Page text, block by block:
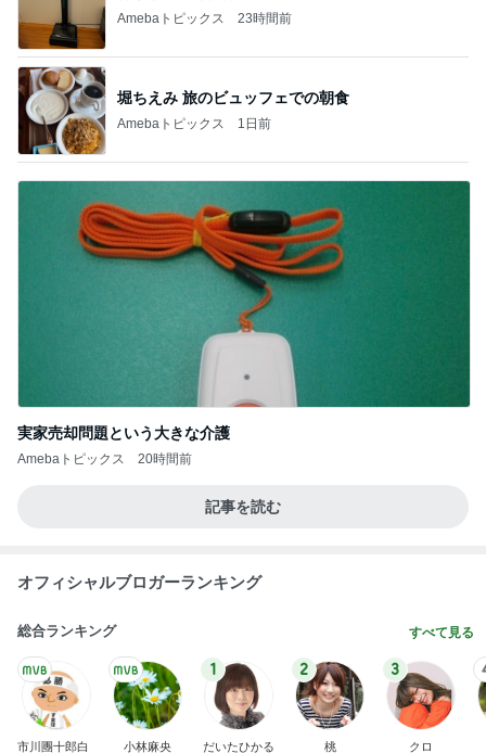
Amebaトピックス 23時間前
堀ちえみ 旅のビュッフェでの朝食
Amebaトピックス 1日前
実家売却問題という大きな介護
Amebaトピックス 20時間前
記事を読む
オフィシャルブロガーランキング
総合ランキング すべて見る
市川團十郎白
小林麻央
1
だいたひかる
2
桃
3
クロ